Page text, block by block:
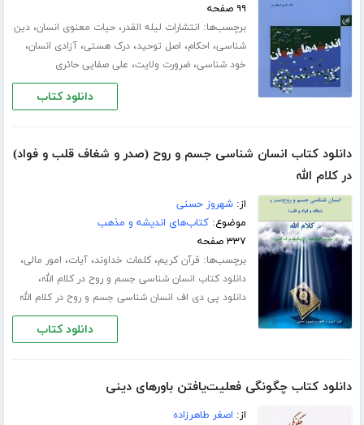
۹۹ صفحه
برچسب‌ها: انتشارات لیله القدر،حیات معنوی انسان،دین
شناسی، احکام، اصل توحید،درک هستی،آزادی انسان،
خود شناسی،ضرورت ولایت، علی صفایی حائری
دانلود کتاب
دانلود کتاب انسان شناسی جسم و روح (صدر و شغاف قلب و فواد)
در کلام الله
از:شهروز حسنی
موضوع:کتاب‌های اندیشه و مذهب
۳۳۷ صفحه
برچسب‌ها: قرآن کریم،کلمات خداوند،آیات، امور مالی،
دانلود کتاب انسان شناسی جسم و روح در کلام الله،
دانلود پی دی اف انسان شناسی جسم و روح در کلام الله
دانلود کتاب
دانلود کتاب چگونگی فعلیت‌یافتن باورهای دینی
از: اصغر طاهرزاده